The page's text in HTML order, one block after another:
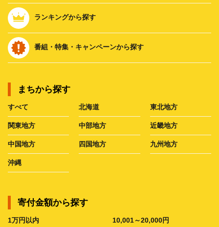
ランキングから探す
番組・特集・キャンペーンから探す
まちから探す
すべて 北海道 東北地方
関東地方 中部地方 近畿地方
中国地方 四国地方 九州地方
沖縄
寄付金額から探す
1万円以内 10,001～20,000円